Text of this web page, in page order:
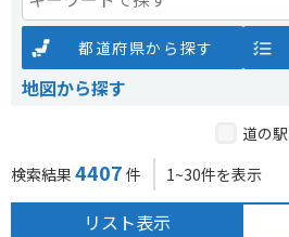
都道府県から探す
地図から探す
道の
検索結果 4407 件 1~30件を表示
リスト表示